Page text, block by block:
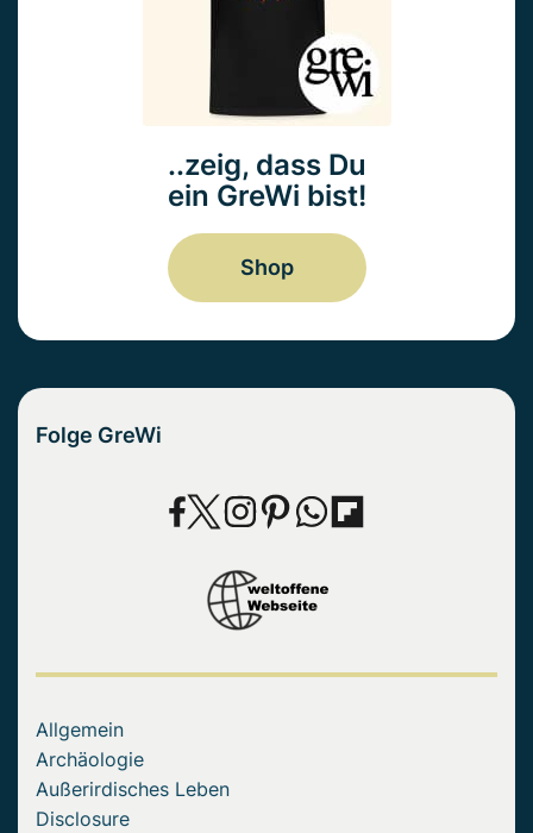
..zeig, dass Du
ein GreWi bist!
Shop
Folge GreWi
Allgemein
Archäologie
Außerirdisches Leben
Disclosure